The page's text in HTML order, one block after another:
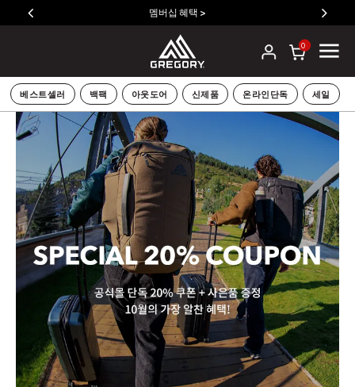
멤버십 혜택 >
0
베스트셀러 백팩 아웃도어 신제품 온라인단독 세일